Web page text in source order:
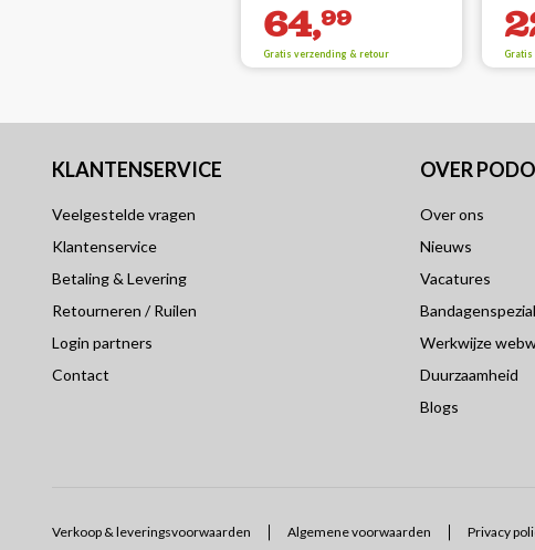
64,99
Gratis verzending & retour
KLANTENSERVICE
Veelgestelde vragen
Klantenservice
Betaling & Levering
Retourneren / Ruilen
Login partners
Contact
OVER
Over ons
Nieuws
Vacatures
Werkwijze
Duurzaamheid
Blogs
Verkoop & leveringsvoorwaarden Algemene voorwaarden Privacy